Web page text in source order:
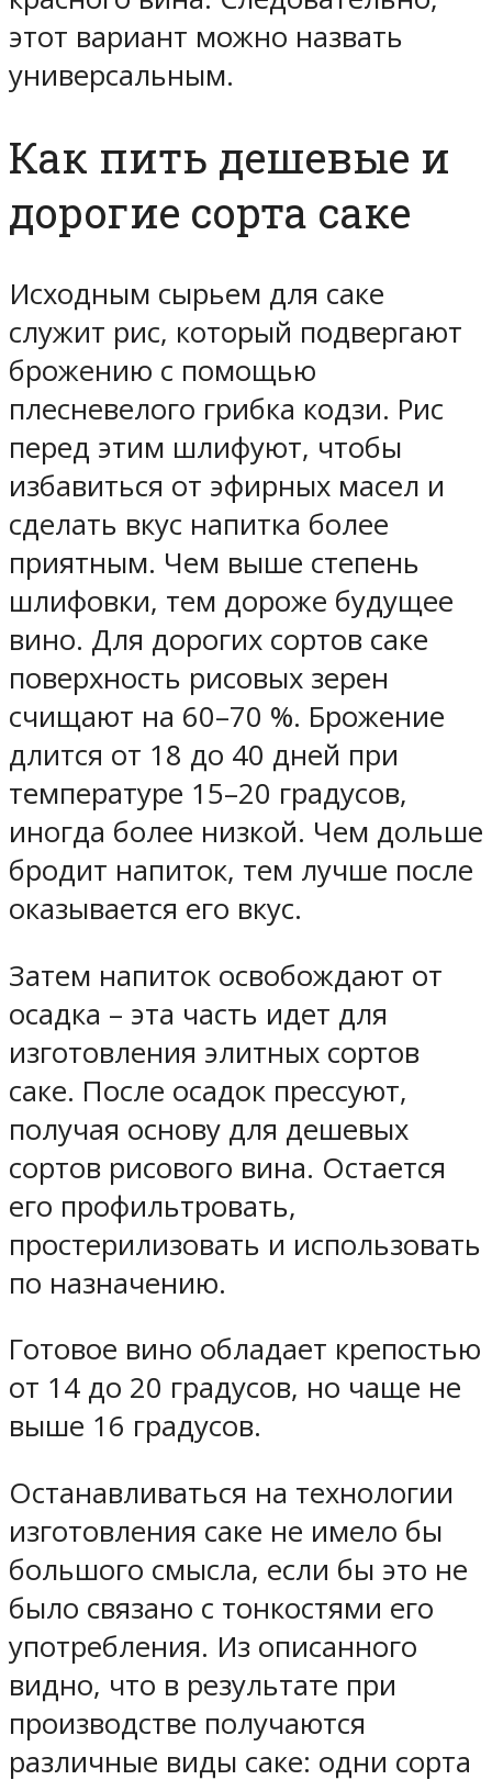
этот вариант можно назвать
универсальным.
Как пить дешевые и
дорогие сорта саке
Исходным сырьем для саке
служит рис, который подвергают
брожению с помощью
плесневелого грибка кодзи. Рис
перед этим шлифуют, чтобы
избавиться от эфирных масел и
сделать вкус напитка более
приятным. Чем выше степень
шлифовки, тем дороже будущее
вино. Для дорогих сортов саке
поверхность рисовых зерен
счищают на 60–70 %. Брожение
длится от 18 до 40 дней при
температуре 15–20 градусов,
иногда более низкой. Чем дольше
бродит напиток, тем лучше после
оказывается его вкус.
Затем напиток освобождают от
осадка – эта часть идет для
изготовления элитных сортов
саке. После осадок прессуют,
получая основу для дешевых
сортов рисового вина. Остается
его профильтровать,
простерилизовать и использовать
по назначению.
Готовое вино обладает крепостью
от 14 до 20 градусов, но чаще не
выше 16 градусов.
Останавливаться на технологии
изготовления саке не имело бы
большого смысла, если бы это не
было связано с тонкостями его
употребления. Из описанного
видно, что в результате при
производстве получаются
различные виды саке: одни сорта